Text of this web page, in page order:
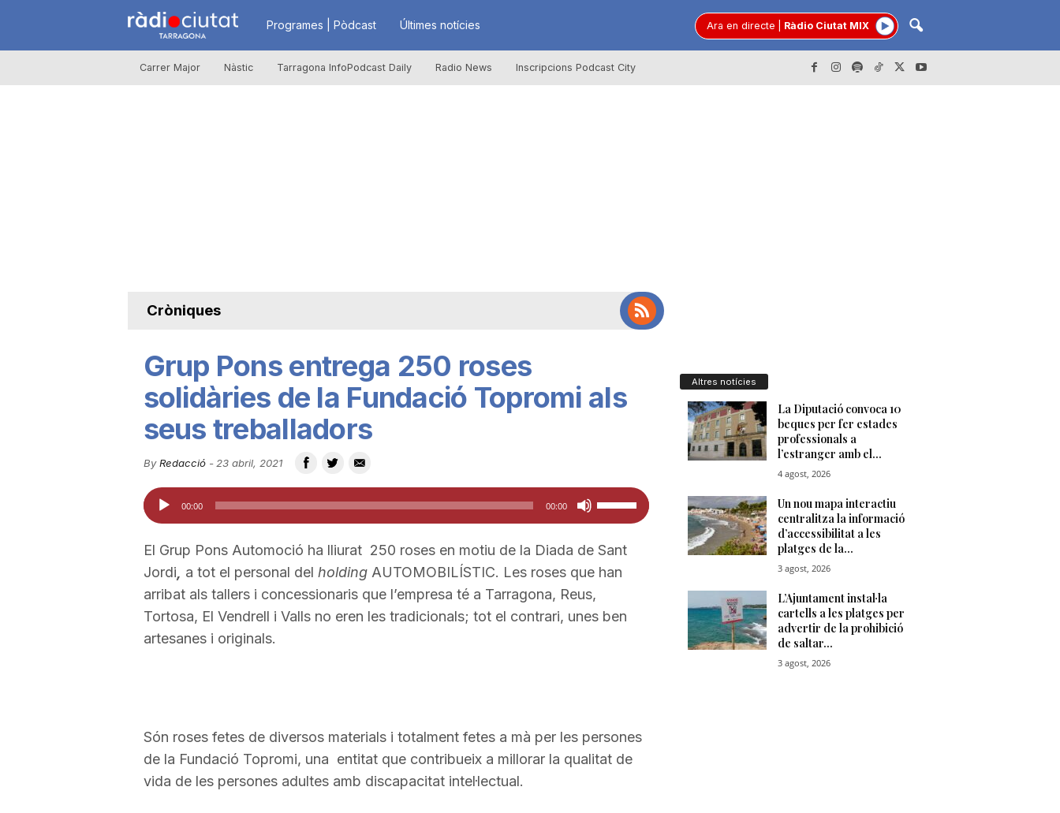
R
à
u
t
d
r
Programes | Pòdcast Últimes notícies Ara en directe Ràdio Ciutat MIX
Carrer Major Nàstic Tarragona InfoPodcast Daily Radio News Inscripcions Podcast City
Cròniques
Grup Pons entrega 250 roses
solidàries de la Fundació Topromi als
seus treballadors
By Redacció- 23 abril, 2021
Reproductor
d'àudio
00:00 00:00
Feu
servir
les
tecles
fletxa
incrementar
o
El Grup Pons Automoció ha lliurat 250 roses en motiu de la Diada de Sant
Jordi
a tot el personal del holdingAUTOMOBILÍSTIC. Les roses que han
arribat als tallers i concessionaris que l’empresa té a Tarragona, Reus,
Tortosa, El Vendrell i Valls no eren les tradicionals; tot el contrari, unes ben
artesanes i originals.
Són roses fetes de diversos materials i totalment fetes a mà per les persones
de la Fundació Topromi, una entitat que contribueix a millorar la qualitat de
vida de les persones adultes amb discapacitat intel·lectual.
Altres notícies